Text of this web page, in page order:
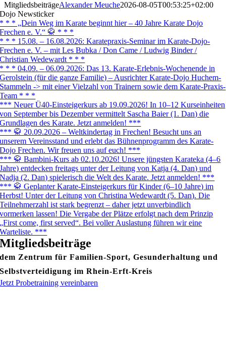
MitgliedsbeiträgeAlexander Meuche2026-08-05T00:53:25+02:00
Dojo Newsticker
* * * „Dein Weg im Karate beginnt hier – 40 Jahre Karate Dojo
Frechen e. V.“ 🥋 * * *
* * * 15.08. – 16.08.2026: Karatepraxis-Seminar im Karate-Dojo-
Frechen e. V. – mit Les Bubka / Don Came / Ludwig Binder /
Christian Wedewardt * * *
* * * 04.09. – 06.09.2026: Das 13. Karate-Erlebnis-Wochenende in
Gerolstein (für die ganze Familie) – Ausrichter Karate-Dojo Huchem-
Stammeln -> mit einer Vielzahl von Trainern sowie dem Karate-Praxis-
Team * * *
*** Neuer Ü40-Einsteigerkurs ab 19.09.2026! In 10–12 Kurseinheiten
von September bis Dezember vermittelt Sascha Baier (1. Dan) die
Grundlagen des Karate. Jetzt anmelden! ***
*** 🥋 20.09.2026 – Weltkindertag in Frechen! Besucht uns an
unserem Vereinsstand und erlebt das Bühnenprogramm des Karate-
Dojo Frechen. Wir freuen uns auf euch! ***
*** 🥋 Bambini-Kurs ab 02.10.2026! Unsere jüngsten Karateka (4–6
Jahre) entdecken freitags unter der Leitung von Katja (4. Dan) und
Nadja (2. Dan) spielerisch die Welt des Karate. Jetzt anmelden! ***
*** 🥋 Geplanter Karate-Einsteigerkurs für Kinder (6–10 Jahre) im
Herbst! Unter der Leitung von Christina Wedewardt (5. Dan). Die
Teilnehmerzahl ist stark begrenzt – daher jetzt unverbindlich
vormerken lassen! Die Vergabe der Plätze erfolgt nach dem Prinzip
„First come, first served“. Bei voller Auslastung führen wir eine
Warteliste. ***
Mitgliedsbeiträge
dem Zentrum für Familien-Sport, Gesunderhaltung und
Selbstverteidigung im Rhein-Erft-Kreis
Jetzt Probetraining vereinbaren